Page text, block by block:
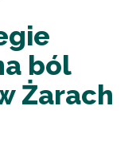
ból
Żarach